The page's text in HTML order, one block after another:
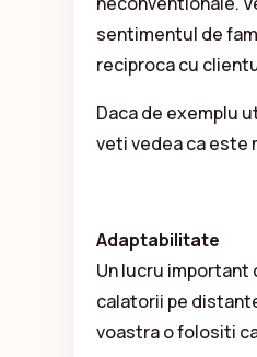
sentimentul de
reciproca cu
Daca de exemplu
veti vedea ca este
Adaptabilitate
Un lucru important
calatorii pe
voastra o folositi